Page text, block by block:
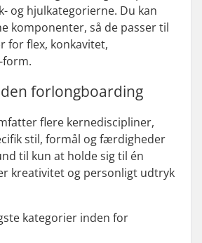
og hjulkategorierne. Du kan
komponenter, så de passer til
for flex, konkavitet,
form.
forlongboarding
flere kernediscipliner,
stil, formål og færdigheder
til kun at holde sig til én
kreativitet og personligt udtryk
kategorier inden for